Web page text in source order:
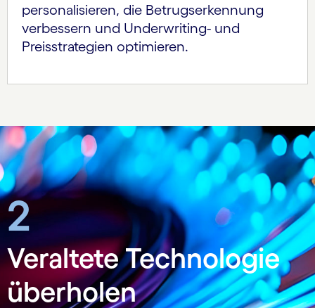
personalisieren, die Betrugserkennung
verbessern und Underwriting- und
Preisstrategien optimieren.
2
Veraltete Technologie
überholen